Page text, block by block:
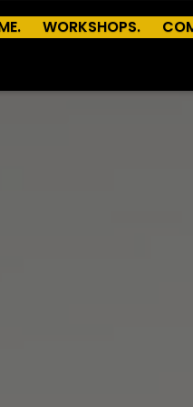
WORKSHOPS.